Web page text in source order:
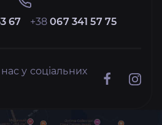
67 +38067 341 57 75
у соціальних